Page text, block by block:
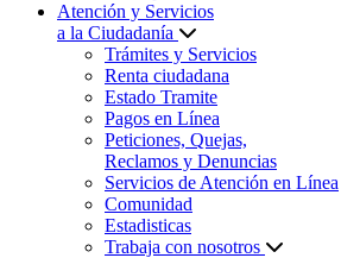
Atención y Servicios
a la Ciudadanía
Trámites y Servicios
Renta ciudadana
Estado Tramite
Pagos en Línea
Peticiones, Quejas,
Reclamos y Denuncias
Servicios de Atención en Línea
Comunidad
Estadisticas
Trabaja con nosotros